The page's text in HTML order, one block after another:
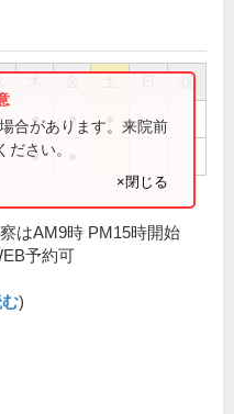
祝
● ●
●
合があります。来院前
さい。
×閉じる
はAM9時 PM15時開始
予約可
)